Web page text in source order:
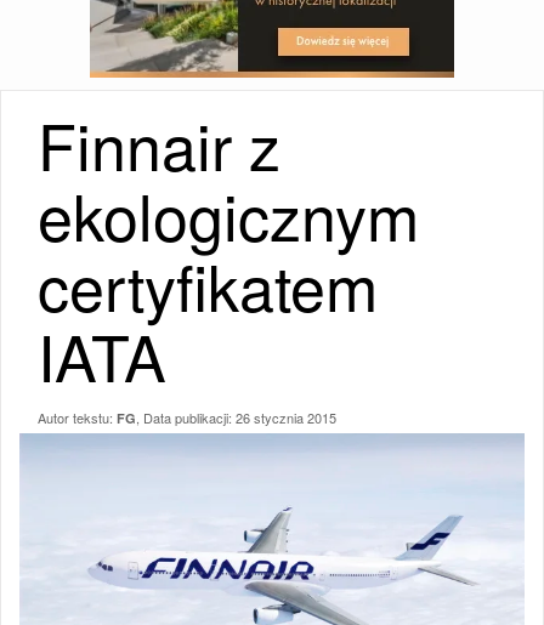
Finnair z
ekologicznym
certyfikatem
IATA
Autor tekstu: FG , Data publikacji: 26 stycznia 2015